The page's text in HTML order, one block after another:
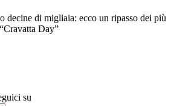
decine di migliaia: ecco un ripasso dei più
Day”
su